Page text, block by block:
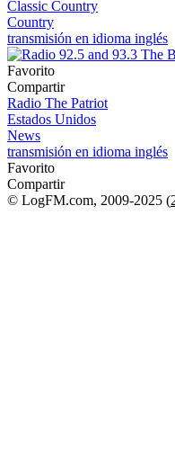
Classic Country
Country
transmisión en idioma inglés
Favorito
Compartir
Radio The Patriot
Estados Unidos
News
transmisión en idioma inglés
Favorito
Compartir
© LogFM.com, 2009-2025 (